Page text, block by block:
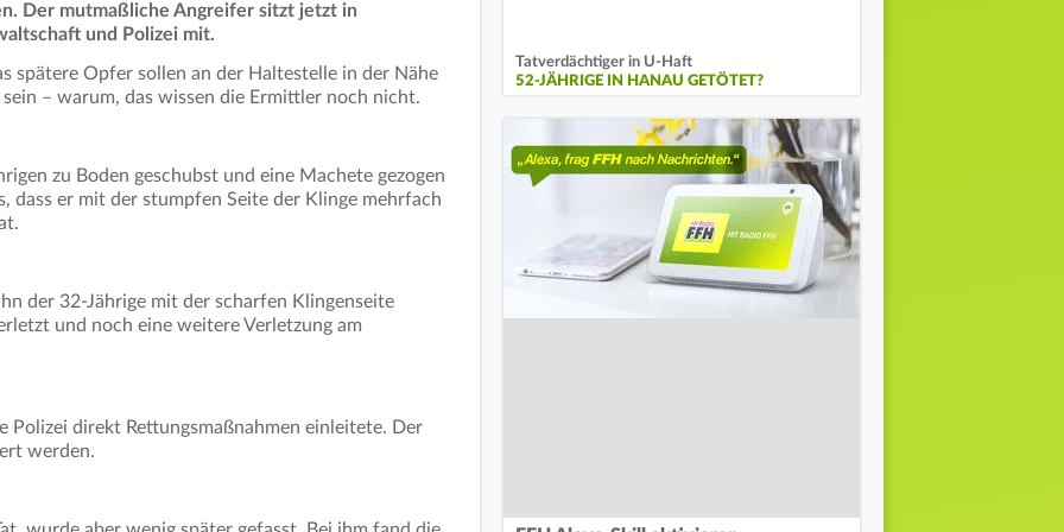
Der mutmaßliche Angreifer sitzt jetzt in
und Polizei mit.
spätere Opfer sollen an der Haltestelle in der Nähe
– warum, das wissen die Ermittler noch nicht.
zu Boden geschubst und eine Machete gezogen
dass er mit der stumpfen Seite der Klinge mehrfach
der 32-Jährige mit der scharfen Klingenseite
und noch eine weitere Verletzung am
Polizei direkt Rettungsmaßnahmen einleitete. Der
werden.
Tatverdächtiger in U-Haft
52-JÄHRIGE IN HANAU GETÖTET?